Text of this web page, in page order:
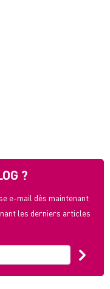
?
e-mail dès maintenant
les derniers articles